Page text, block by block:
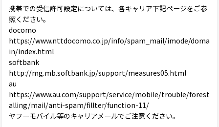
携帯での受信許可設定については、各キャリア下記ページをご参
照ください。
docomo
https://www.nttdocomo.co.jp/info/spam_mail/imode/doma
in/index.html
softbank
http://mg.mb.softbank.jp/support/measures05.html
au
https://www.au.com/support/service/mobile/trouble/forest
alling/mail/anti-spam/fillter/function-11/
ヤフーモバイル等のキャリアメールでご注意ください。